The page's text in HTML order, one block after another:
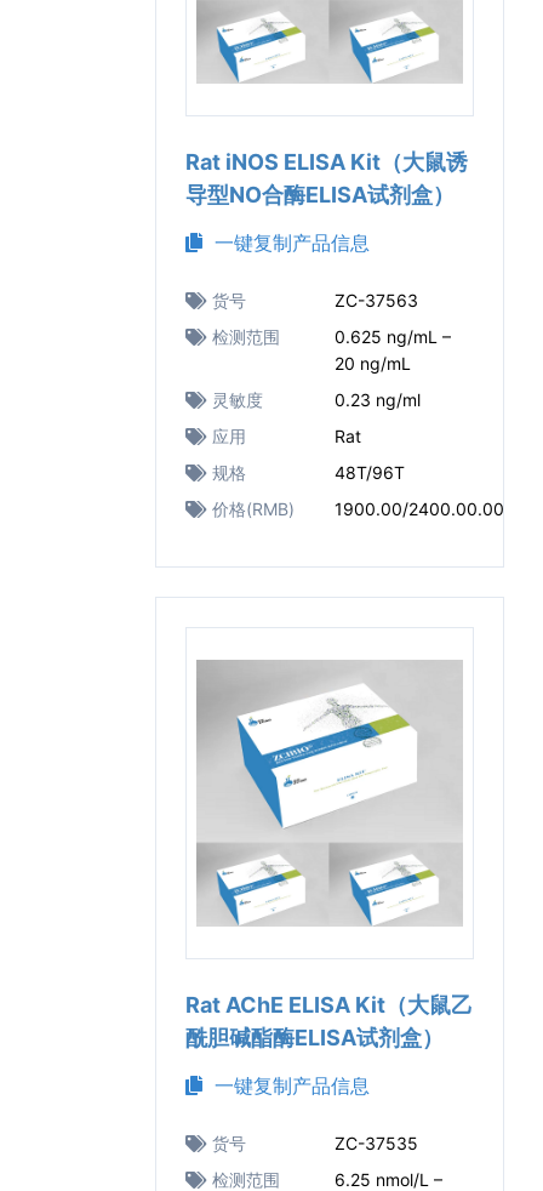
Rat iNOS ELISA Kit（大鼠诱
导型NO合酶ELISA试剂盒）
一键复制产品信息
货号
ZC-37563
检测范围
0.625 ng/mL –
20 ng/mL
灵敏度
0.23 ng/ml
应用
Rat
规格
48T/96T
价格(RMB)
1900.00/2400.00.00
Rat AChE ELISA Kit（大鼠乙
酰胆碱酯酶ELISA试剂盒）
一键复制产品信息
货号
ZC-37535
检测范围
6.25 nmol/L –